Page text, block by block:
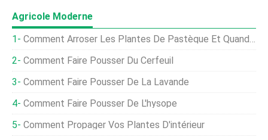
Agricole Moderne
Comment Arroser Les Plantes De Pastèque Et Quand Arroser Les Pastèques
Comment Faire Pousser Du Cerfeuil
Comment Faire Pousser De La Lavande
Comment Faire Pousser De L'hysope
Comment Propager Vos Plantes D'intérieur